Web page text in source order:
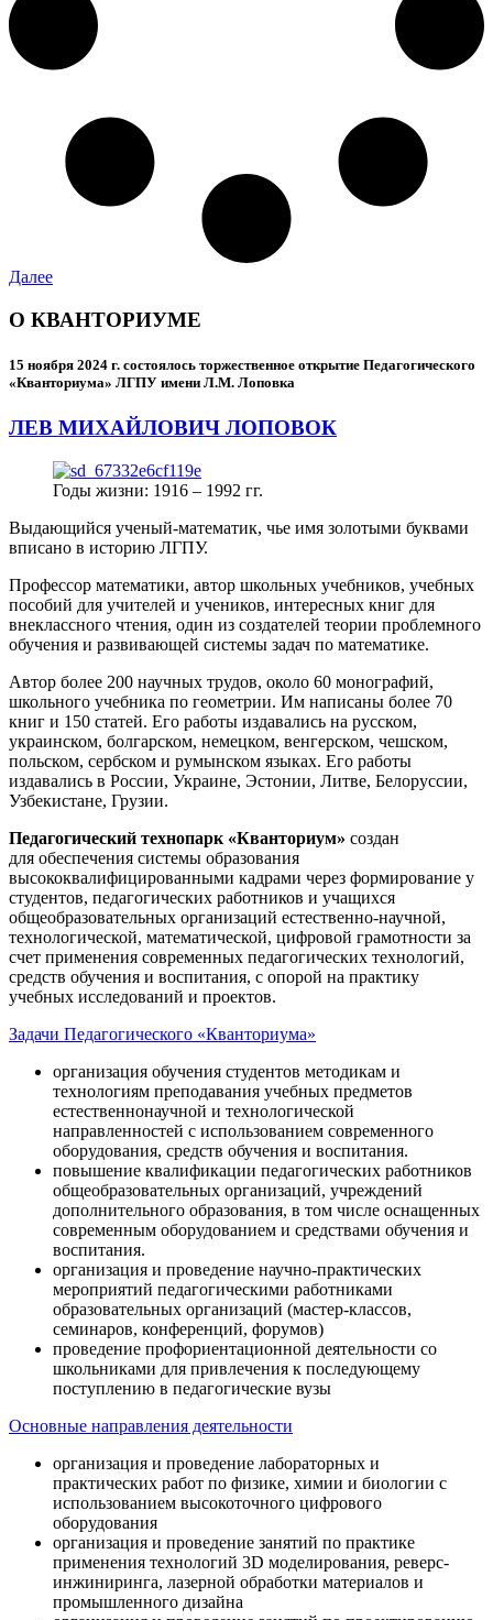
Далее
О КВАНТОРИУМЕ
15 ноября 2024 г. состоялось торжественное открытие Педагогического
«Кванториума» ЛГПУ имени Л.М. Лоповка
ЛЕВ МИХАЙЛОВИЧ ЛОПОВОК
Годы жизни: 1916 – 1992 гг.
Выдающийся ученый-математик, чье имя золотыми буквами
вписано в историю ЛГПУ.
Профессор математики, автор школьных учебников, учебных
пособий для учителей и учеников, интересных книг для
внеклассного чтения, один из создателей теории проблемного
обучения и развивающей системы задач по математике.
Автор более 200 научных трудов, около 60 монографий,
школьного учебника по геометрии. Им написаны более 70
книг и 150 статей. Его работы издавались на русском,
украинском, болгарском, немецком, венгерском, чешском,
польском, сербском и румынском языках. Его работы
издавались в России, Украине, Эстонии, Литве, Белоруссии,
Узбекистане, Грузии.
Педагогический технопарк «Кванториум» создан
для обеспечения системы образования
высококвалифицированными кадрами через формирование у
студентов, педагогических работников и учащихся
общеобразовательных организаций естественно-научной,
технологической, математической, цифровой грамотности за
счет применения современных педагогических технологий,
средств обучения и воспитания, с опорой на практику
учебных исследований и проектов.
Задачи Педагогического «Кванториума»
организация обучения студентов методикам и
технологиям преподавания учебных предметов
естественнонаучной и технологической
направленностей с использованием современного
оборудования, средств обучения и воспитания.
повышение квалификации педагогических работников
общеобразовательных организаций, учреждений
дополнительного образования, в том числе оснащенных
современным оборудованием и средствами обучения и
воспитания.
организация и проведение научно-практических
мероприятий педагогическими работниками
образовательных организаций (мастер-классов,
семинаров, конференций, форумов)
проведение профориентационной деятельности со
школьниками для привлечения к последующему
поступлению в педагогические вузы
Основные направления деятельности
организация и проведение лабораторных и
практических работ по физике, химии и биологии с
использованием высокоточного цифрового
оборудования
организация и проведение занятий по практике
применения технологий 3D моделирования, реверс-
инжиниринга, лазерной обработки материалов и
промышленного дизайна